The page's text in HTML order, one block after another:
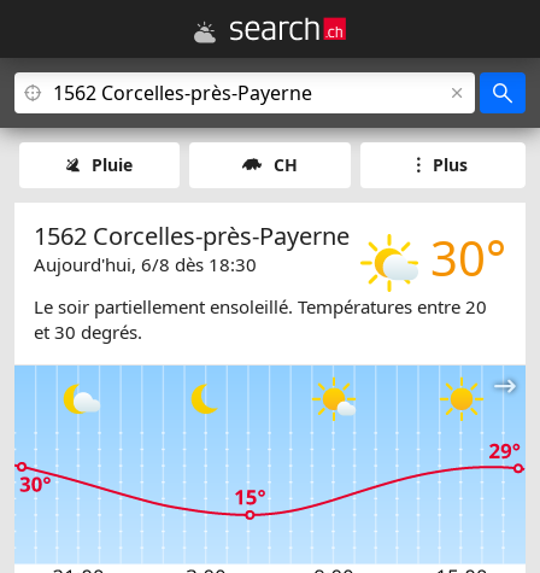
Pluie CH Plus
30°
1562 Corcelles-près-Payerne
Aujourd'hui, 6/8 dès 18:30
Le soir partiellement ensoleillé. Températures entre 20
et 30 degrés.